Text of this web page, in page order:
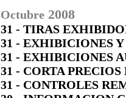
Octubre 2008
31 - TIRAS
31 - EXHIBICIONES
31 - EXHIBICIONES
31 - CORTA
31 - CONTROLES